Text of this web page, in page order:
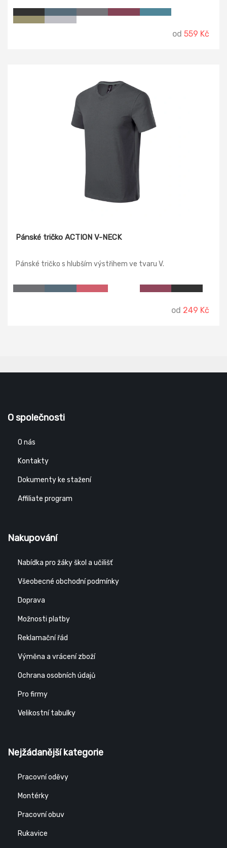
od 559 Kč
Pánské tričko ACTION V-NECK
Pánské tričko s hlubším výstřihem ve tvaru V.
od 249 Kč
O společnosti
O nás
Kontakty
Dokumenty ke stažení
Affiliate program
Nakupování
Nabídka pro žáky škol a učilišť
Všeobecné obchodní podmínky
Doprava
Možnosti platby
Reklamační řád
Výměna a vrácení zboží
Ochrana osobních údajů
Pro firmy
Velikostní tabulky
Nejžádanější kategorie
Pracovní oděvy
Montérky
Pracovní obuv
Rukavice